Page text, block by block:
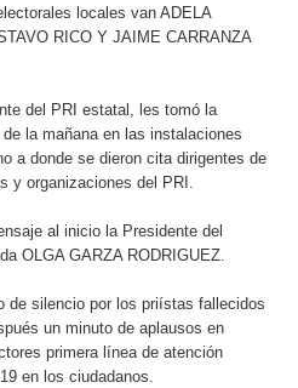
locales van ADELA
RICO Y JAIME CARRANZA
del PRI estatal, les tomó la
la mañana en las instalaciones
a donde se dieron cita dirigentes de
y organizaciones del PRI.
al inicio la Presidente del
OLGA GARZA RODRIGUEZ.
de silencio por los priístas fallecidos
un minuto de aplausos en
primera línea de atención
en los ciudadanos.